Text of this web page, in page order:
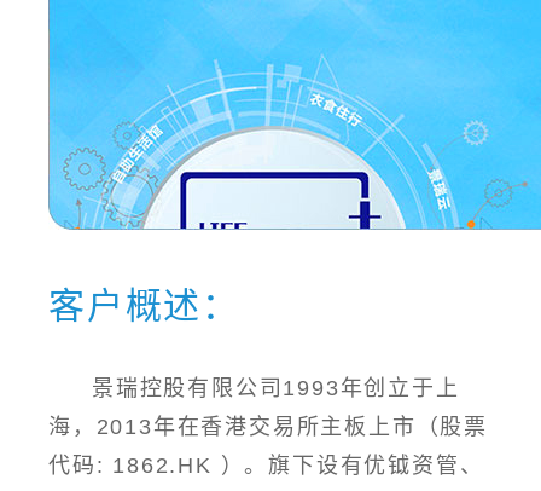
客户概述：
景瑞控股有限公司1993年创立于上
海，2013年在香港交易所主板上市（股票
代码: 1862.HK ）。旗下设有优钺资管、